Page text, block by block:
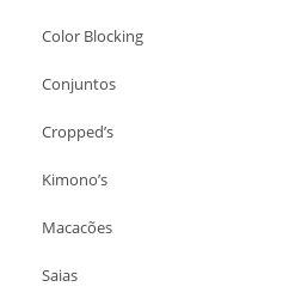
Color Blocking
Conjuntos
Cropped’s
Kimono’s
Macacões
Saias